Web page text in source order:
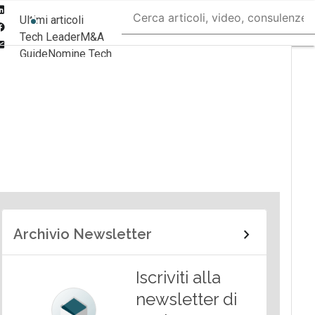
Facebook
Email
Ultimi articoli
Tech LeaderM&A
GuideNomine Tech
Archivio Newsletter
Iscriviti alla
newsletter di